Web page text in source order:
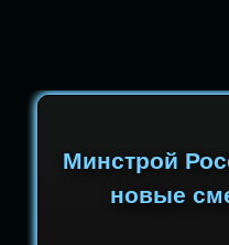
Минстрой
новые